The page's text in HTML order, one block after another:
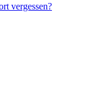
vergessen?